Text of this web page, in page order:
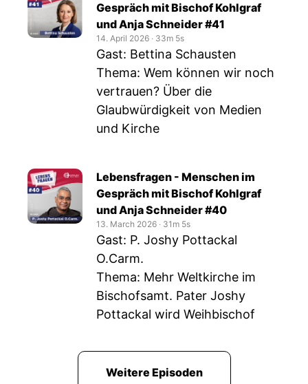
Gespräch mit Bischof Kohlgraf
und Anja Schneider #41
14. April 2026 ‧ 33m 5s
Gast: Bettina Schausten
Thema: Wem können wir noch
vertrauen? Über die
Glaubwürdigkeit von Medien
und Kirche
Lebensfragen - Menschen im
Gespräch mit Bischof Kohlgraf
und Anja Schneider #40
13. March 2026 ‧ 31m 5s
Gast: P. Joshy Pottackal
O.Carm.
Thema: Mehr Weltkirche im
Bischofsamt. Pater Joshy
Pottackal wird Weihbischof
Weitere Episoden